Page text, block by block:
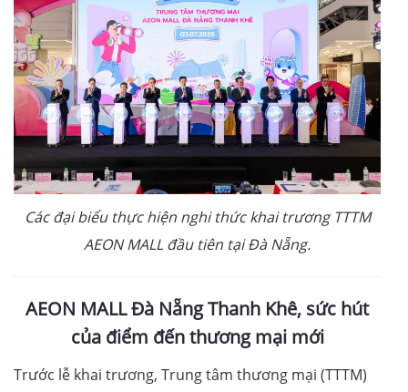
Các đại biểu thực hiện nghi thức khai trương TTTM
AEON MALL đầu tiên tại Đà Nẵng.
AEON MALL Đà Nẵng Thanh Khê, sức hút
của điểm đến thương mại mới
Trước lễ khai trương, Trung tâm thương mại (TTTM)